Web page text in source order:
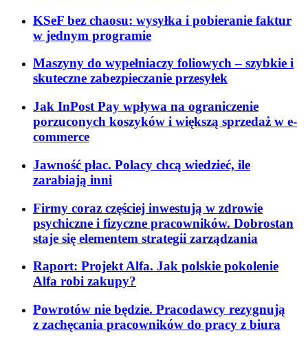
KSeF bez chaosu: wysyłka i pobieranie faktur
w jednym programie
Maszyny do wypełniaczy foliowych – szybkie i
skuteczne zabezpieczanie przesyłek
Jak InPost Pay wpływa na ograniczenie
porzuconych koszyków i większą sprzedaż w e-
commerce
Jawność płac. Polacy chcą wiedzieć, ile
zarabiają inni
Firmy coraz częściej inwestują w zdrowie
psychiczne i fizyczne pracowników. Dobrostan
staje się elementem strategii zarządzania
Raport: Projekt Alfa. Jak polskie pokolenie
Alfa robi zakupy?
Powrotów nie będzie. Pracodawcy rezygnują
z zachęcania pracowników do pracy z biura